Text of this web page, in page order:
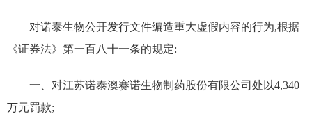
对诺泰生物公开发行文件编造重大虚假内容的行为,根据
《证券法》第一百八十一条的规定:
一、对江苏诺泰澳赛诺生物制药股份有限公司处以4,340
万元罚款;